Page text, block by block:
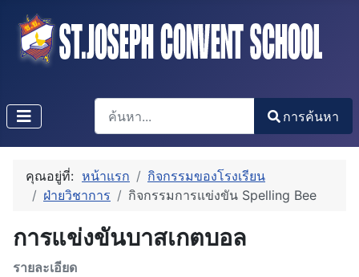
การค้นหา
Type 2 or more characters for results.
การค้นหา
คุณอยู่ที่: หน้าแรก
กิจกรรมของโรงเรียน
ฝ่ายวิชาการ
กิจกรรมการแข่งขัน Spelling Bee
การแข่งขันบาสเกตบอล
รายละเอียด